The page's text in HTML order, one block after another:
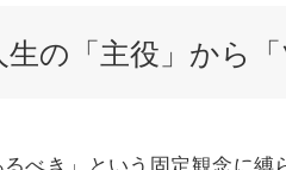
生の「主役」から